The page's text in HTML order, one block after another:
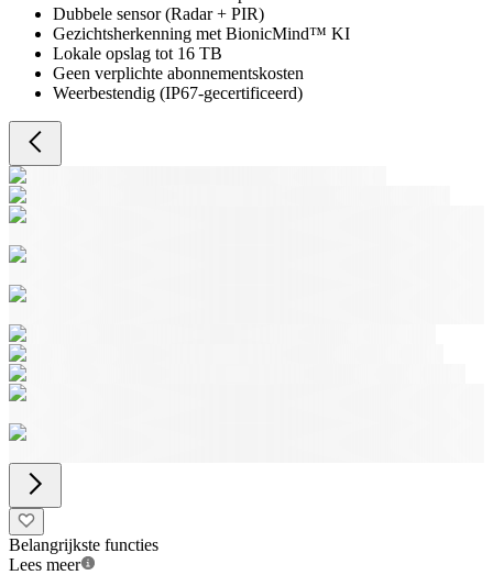
Dubbele sensor (Radar + PIR)
Gezichtsherkenning met BionicMind™ KI
Lokale opslag tot 16 TB
Geen verplichte abonnementskosten
Weerbestendig (IP67-gecertificeerd)
Belangrijkste functies
Lees meer